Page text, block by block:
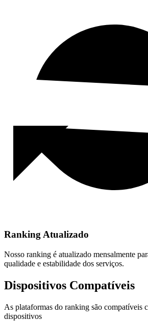
Ranking Atualizado
Nosso ranking é atualizado mensalmente
qualidade e estabilidade dos serviços.
Dispositivos Compatíveis
As plataformas do ranking são compatíveis
dispositivos